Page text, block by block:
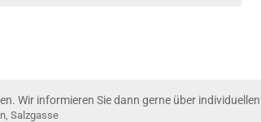
Wir informieren Sie dann gerne über
Salzgasse